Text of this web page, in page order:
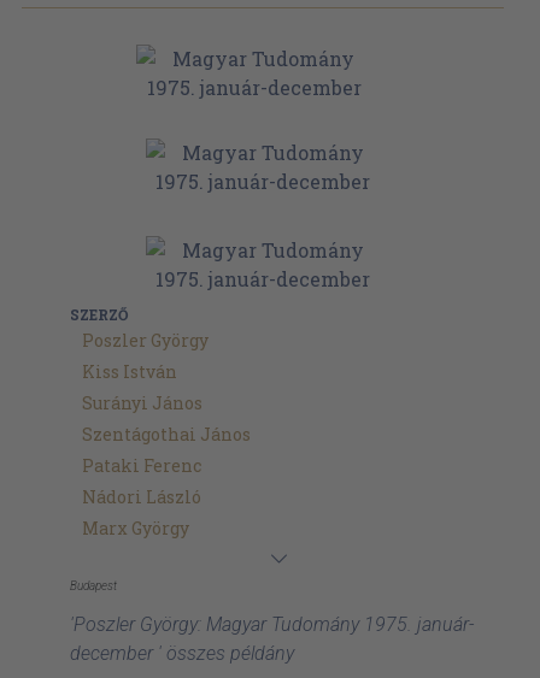
SZERZŐ
Poszler György
Kiss István
Surányi János
Szentágothai János
Pataki Ferenc
Nádori László
Marx György
Budapest
'Poszler György: Magyar Tudomány 1975. január-
december ' összes példány